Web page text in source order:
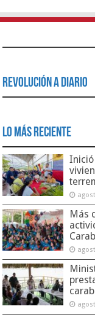
Revolución a Diario
Lo Más Reciente
Más